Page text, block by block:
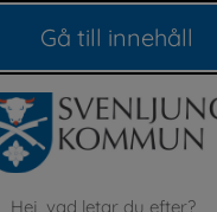
Gå till innehåll
Sök